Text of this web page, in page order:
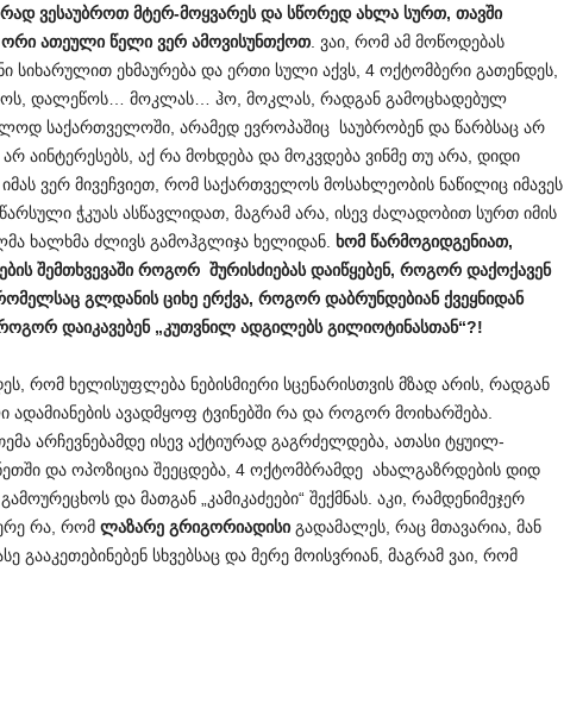
ვესაუბროთ მტერ-მოყვარეს და სწორედ ახლა სურთ, თავში
ორი ათეული წელი ვერ ამოვისუნთქოთ. ვაი, რომ ამ მოწოდებას
სიხარულით ეხმაურება და ერთი სული აქვს, 4 ოქტომბერი გათენდეს,
დალეწოს… მოკლას… ჰო, მოკლას, რადგან გამოცხადებულ
საქართველოში, არამედ ევროპაშიც საუბრობენ და წარბსაც არ
აინტერესებს, აქ რა მოხდება და მოკვდება ვინმე თუ არა, დიდი
იმას ვერ მივეჩვიეთ, რომ საქართველოს მოსახლეობის ნაწილიც იმავეს
ჭკუას ასწავლიდათ, მაგრამ არა, ისევ ძალადობით სურთ იმის
ხალხმა ძლივს გამოჰგლიჯა ხელიდან. ხომ წარმოგიდგენიათ,
შემთხვევაში როგორ შურისძიებას დაიწყებენ, როგორ დაქოქავენ
გლდანის ციხე ერქვა, როგორ დაბრუნდებიან ქვეყნიდან
დაიკავებენ „კუთვნილ ადგილებს გილიოტინასთან“?!
რომ ხელისუფლება ნებისმიერი სცენარისთვის მზად არის, რადგან
ადამიანების ავადმყოფ ტვინებში რა და როგორ მოიხარშება.
არჩევნებამდე ისევ აქტიურად გაგრძელდება, ათასი ტყუილ-
და ოპოზიცია შეეცდება, 4 ოქტომბრამდე ახალგაზრდების დიდ
და მათგან „კამიკაძეები“ შექმნას. აკი, რამდენიმეჯერ
რა, რომ ლაზარე გრიგორიადისიგადამალეს, რაც მთავარია, მან
გააკეთებინებენ სხვებსაც და მერე მოისვრიან, მაგრამ ვაი, რომ